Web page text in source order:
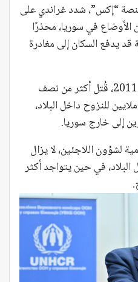
“إكس”، شدد غراندي على
في سوريا، محذرًا
يدفع السكان إلى مغادرة
منذ اندلاع الثورة السورية عام 2011، قُتل أكثر من نصف
مليون شخص، واضطر نحو 8 ملايين للنزوح داخل البلاد،
لشؤون اللاجئين، لا يزال
البلاد، في حين يتواجد أكثر